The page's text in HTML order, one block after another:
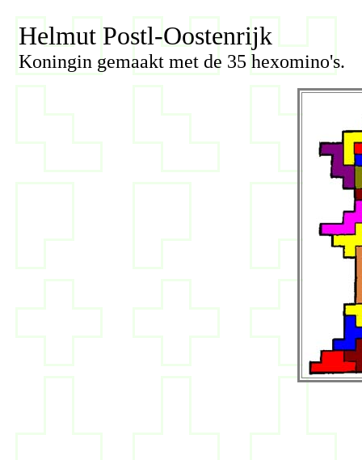
Helmut Postl-Oostenrijk
Koningin gemaakt met de 35 hexomino's.